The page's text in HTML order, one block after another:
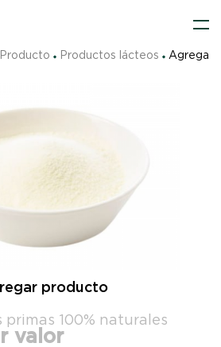
Productos lácteos Agregar
producto
primas 100% naturales
valor